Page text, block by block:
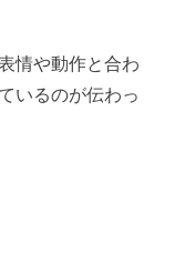
情や動作と合わ
いるのが伝わっ